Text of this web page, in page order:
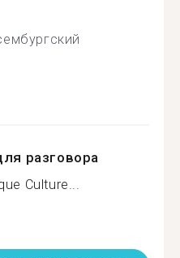
разговора
Culture...